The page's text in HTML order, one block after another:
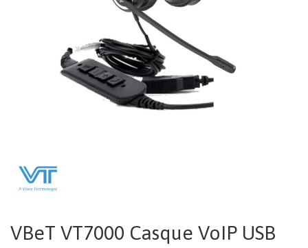
VBeT VT7000 Casque VoIP USB